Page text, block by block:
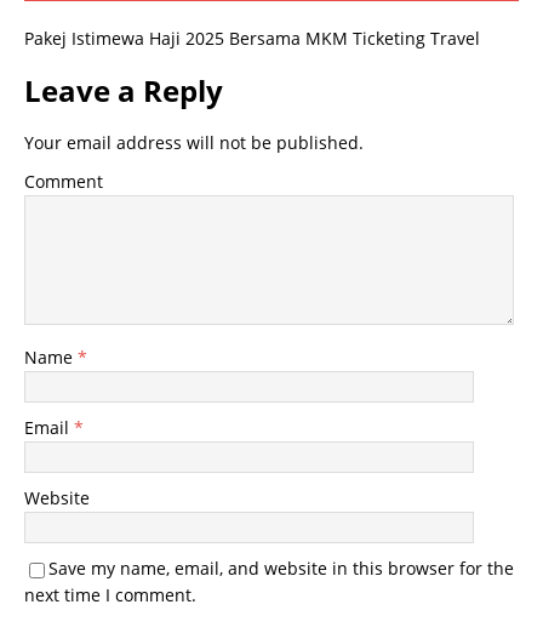
Pakej Istimewa Haji 2025 Bersama MKM Ticketing Travel
Leave a Reply
Your email address will not be published.
Comment
Name *
Email *
Website
Save my name, email, and website in this browser for the
next time I comment.